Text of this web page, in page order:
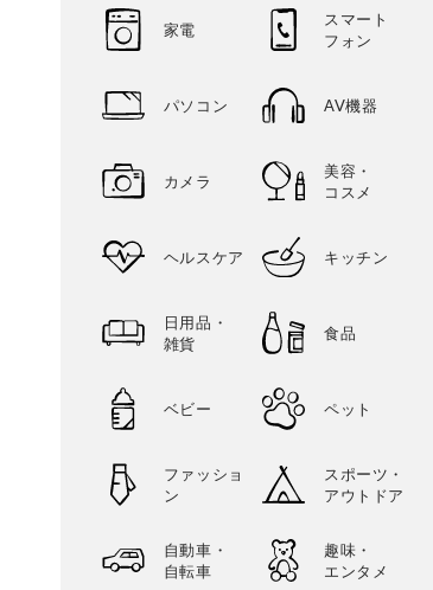
家電
スマート
フォン
パソコン AV機器
カメラ
美容・
コスメ
ヘルスケア キッチン
日用品・
雑貨
食品
ベビー ペット
ファッショ
ン
スポーツ・
アウトドア
自動車・
自転車
趣味・
エンタメ